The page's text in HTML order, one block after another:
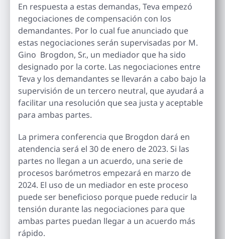
En respuesta a estas demandas, Teva empezó
negociaciones de compensación con los
demandantes. Por lo cual fue anunciado que
estas negociaciones serán supervisadas por M.
Gino Brogdon, Sr., un mediador que ha sido
designado por la corte. Las negociaciones entre
Teva y los demandantes se llevarán a cabo bajo la
supervisión de un tercero neutral, que ayudará a
facilitar una resolución que sea justa y aceptable
para ambas partes.
La primera conferencia que Brogdon dará en
atendencia será el 30 de enero de 2023. Si las
partes no llegan a un acuerdo, una serie de
procesos barómetros empezará en marzo de
2024. El uso de un mediador en este proceso
puede ser beneficioso porque puede reducir la
tensión durante las negociaciones para que
ambas partes puedan llegar a un acuerdo más
rápido.